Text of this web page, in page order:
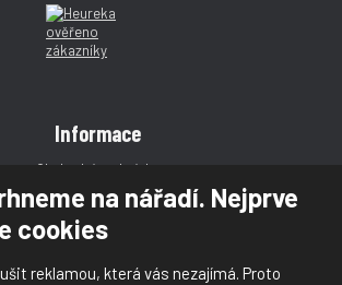
na nářadí. Nejprve
cookies
reklamou, která vás nezajímá. Proto
Informace
Obchodní podmínky
Reklamace
Magazín